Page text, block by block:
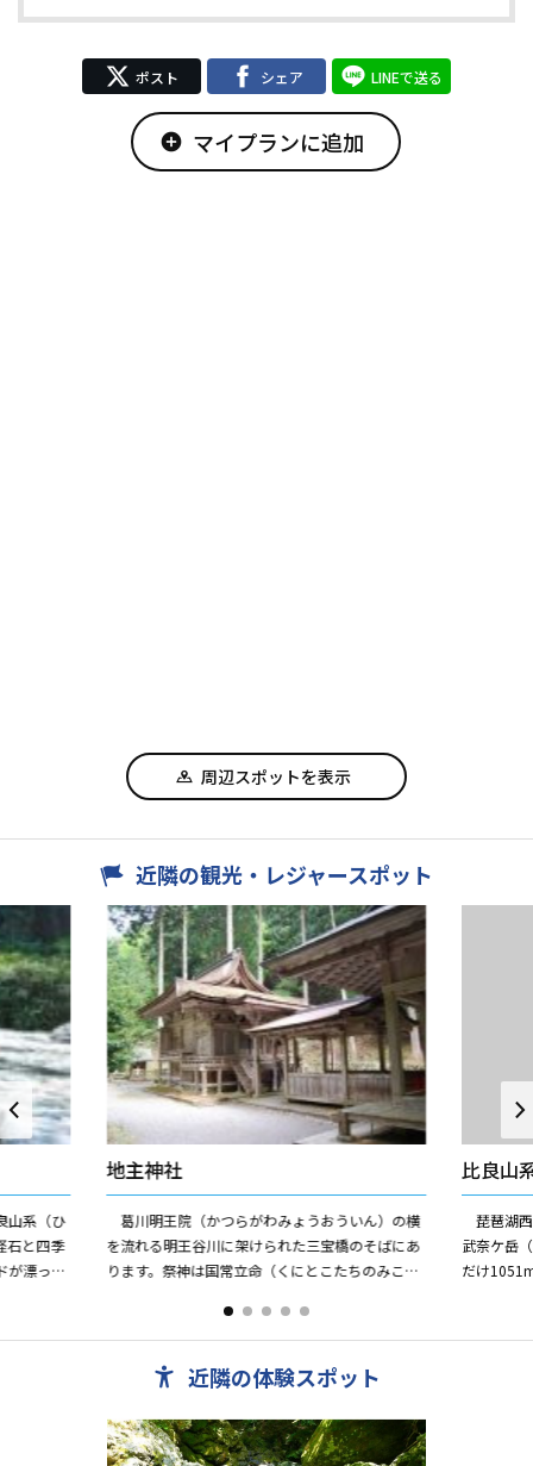
ポスト シェア LINEで送る
add_circle マイプランに追加
周辺スポットを表示
近隣の観光・レジャースポット
山系（ひ
石と四季
が漂って
地主神社
葛川明王院（かつらがわみょうおういん）の横
を流れる明王谷川に架けられた三宝橋のそばにあ
ります。祭神は国常立命（くにとこたちのみこ
（しこぶちみょうじん）も祀ら...
比良山
琵琶湖
武奈ケ岳
だけ
近隣の体験スポット